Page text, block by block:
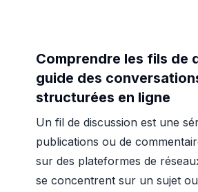
Comprendre les fils de
guide des
structurées en ligne
Un fil de discussion est une
publications ou de
sur des plateformes de
se concentrent sur un sujet